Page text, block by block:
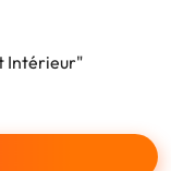
Intérieur"